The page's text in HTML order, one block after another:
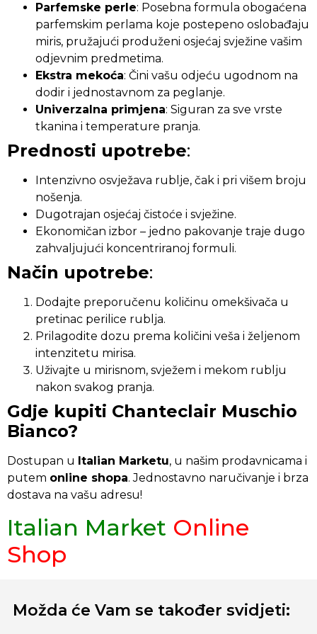
Parfemske perle: Posebna formula obogaćena
parfemskim perlama koje postepeno oslobađaju
miris, pružajući produženi osjećaj svježine vašim
odjevnim predmetima.
Ekstra mekoća: Čini vašu odjeću ugodnom na
dodir i jednostavnom za peglanje.
Univerzalna primjena: Siguran za sve vrste
tkanina i temperature pranja.
Prednosti upotrebe:
Intenzivno osvježava rublje, čak i pri višem broju
nošenja.
Dugotrajan osjećaj čistoće i svježine.
Ekonomičan izbor – jedno pakovanje traje dugo
zahvaljujući koncentriranoj formuli.
Način upotrebe:
Dodajte preporučenu količinu omekšivača u
pretinac perilice rublja.
Prilagodite dozu prema količini veša i željenom
intenzitetu mirisa.
Uživajte u mirisnom, svježem i mekom rublju
nakon svakog pranja.
Gdje kupiti Chanteclair Muschio
Bianco?
Dostupan u Italian Marketu, u našim prodavnicama i
putem online shopa. Jednostavno naručivanje i brza
dostava na vašu adresu!
Italian Market Online
Shop
Možda će Vam se također svidjeti: